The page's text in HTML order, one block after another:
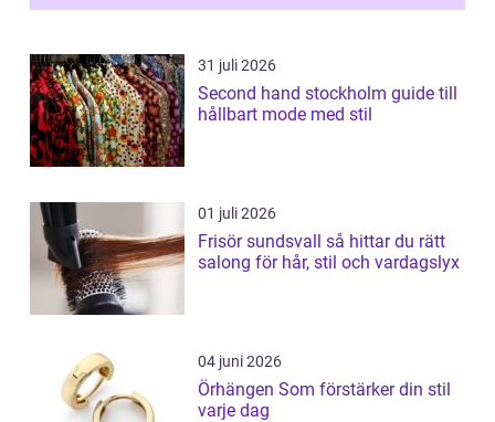
31 juli 2026
Second hand stockholm guide till
hållbart mode med stil
01 juli 2026
Frisör sundsvall så hittar du rätt
salong för hår, stil och vardagslyx
04 juni 2026
Örhängen Som förstärker din stil
varje dag